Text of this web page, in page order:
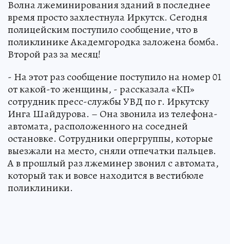
Волна лжеминирования зданий в последнее
время просто захлестнула Иркутск. Сегодня
полицейским поступило сообщение, что в
поликлинике Академгородка заложена бомба.
Второй раз за месяц!
- На этот раз сообщение поступило на номер 01
от какой-то женщины, - рассказала «КП»
сотрудник пресс-службы УВД по г. Иркутску
Инга Шайдурова. – Она звонила из телефона-
автомата, расположенного на соседней
остановке. Сотрудники опергруппы, которые
выезжали на место, сняли отпечатки пальцев.
А в прошлый раз лжеминер звонил с автомата,
который так и вовсе находится в вестибюле
поликлиники.